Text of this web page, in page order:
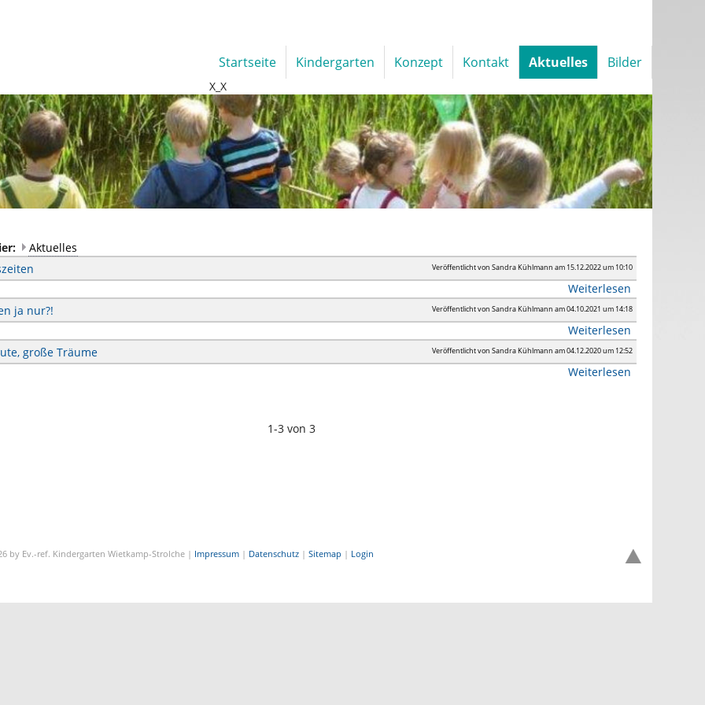
Aktuelles
Veröffentlicht von Sandra Kühlmann am 15.12.2022 um 10:10
Weiterlesen
ja nur?!
Veröffentlicht von Sandra Kühlmann am 04.10.2021 um 14:18
Weiterlesen
große Träume
Veröffentlicht von Sandra Kühlmann am 04.12.2020 um 12:52
Weiterlesen
1-3 von 3
by Ev.-ref. Kindergarten Wietkamp-Strolche | Impressum| Datenschutz| Sitemap | Login
Startseite Kindergarten Konzept Kontakt Aktuelles Bilder
X_X